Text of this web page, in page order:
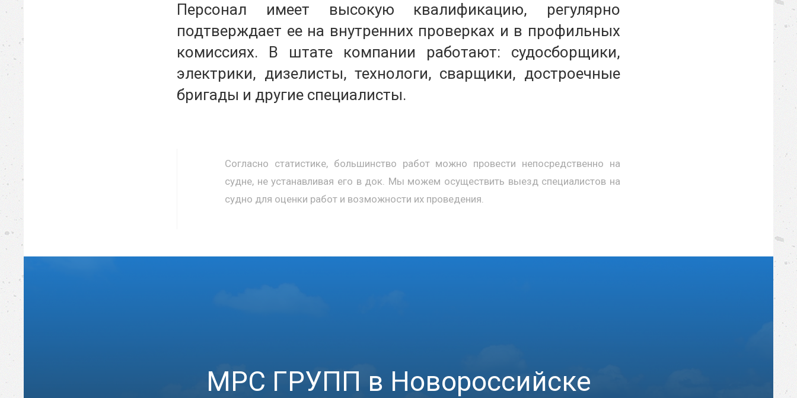
Персонал имеет высокую квалификацию, регулярно
подтверждает ее на внутренних проверках и в профильных
комиссиях. В штате компании работают: судосборщики,
электрики, дизелисты, технологи, сварщики, достроечные
бригады и другие специалисты.
Согласно статистике, большинство работ можно провести непосредственно на
судне, не устанавливая его в док. Мы можем осуществить выезд специалистов на
судно для оценки работ и возможности их проведения.
МРС ГРУПП в Новороссийске